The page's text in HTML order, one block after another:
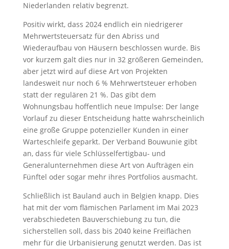
Niederlanden relativ begrenzt.
Positiv wirkt, dass 2024 endlich ein niedrigerer
Mehrwertsteuersatz für den Abriss und
Wiederaufbau von Häusern beschlossen wurde. Bis
vor kurzem galt dies nur in 32 größeren Gemeinden,
aber jetzt wird auf diese Art von Projekten
landesweit nur noch 6 % Mehrwertsteuer erhoben
statt der regulären 21 %. Das gibt dem
Wohnungsbau hoffentlich neue Impulse: Der lange
Vorlauf zu dieser Entscheidung hatte wahrscheinlich
eine große Gruppe potenzieller Kunden in einer
Warteschleife geparkt. Der Verband Bouwunie gibt
an, dass für viele Schlüsselfertigbau- und
Generalunternehmen diese Art von Aufträgen ein
Fünftel oder sogar mehr ihres Portfolios ausmacht.
Schließlich ist Bauland auch in Belgien knapp. Dies
hat mit der vom flämischen Parlament im Mai 2023
verabschiedeten Bauverschiebung zu tun, die
sicherstellen soll, dass bis 2040 keine Freiflächen
mehr für die Urbanisierung genutzt werden. Das ist